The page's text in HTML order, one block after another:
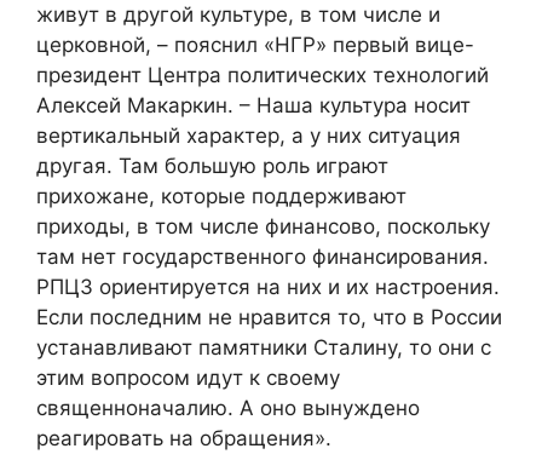
живут в другой культуре, в том числе и
церковной, – пояснил «НГР» первый вице-
президент Центра политических технологий
Алексей Макаркин. – Наша культура носит
вертикальный характер, а у них ситуация
другая. Там большую роль играют
прихожане, которые поддерживают
приходы, в том числе финансово, поскольку
там нет государственного финансирования.
РПЦЗ ориентируется на них и их настроения.
Если последним не нравится то, что в России
устанавливают памятники Сталину, то они с
этим вопросом идут к своему
священноначалию. А оно вынуждено
реагировать на обращения».